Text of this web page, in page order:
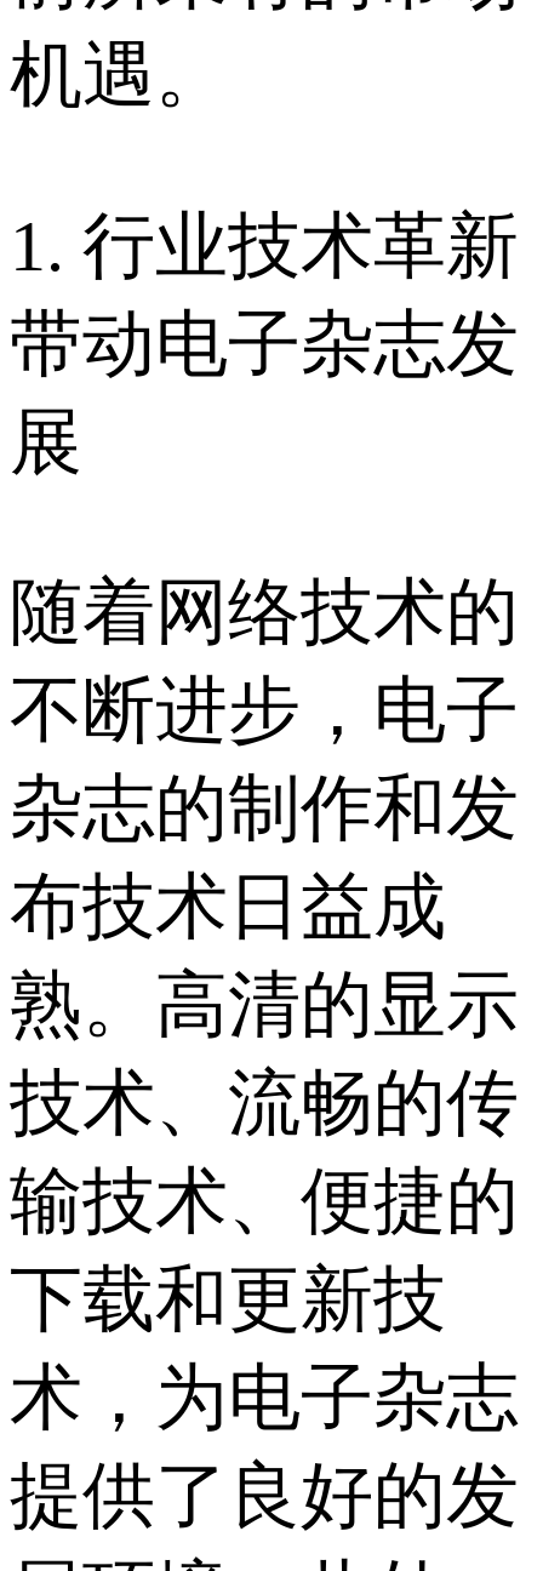
机遇。
1. 行业技术革新
带动电子杂志发
展
随着网络技术的
不断进步，电子
杂志的制作和发
布技术日益成
熟。高清的显示
技术、流畅的传
输技术、便捷的
下载和更新技
术，为电子杂志
提供了良好的发